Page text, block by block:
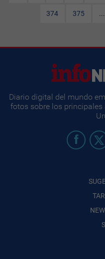
374 375 ...
Diario digital del mundo
fotos sobre los